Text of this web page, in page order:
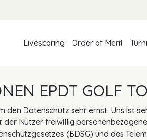
Livescoring
Order of Merit
EPDT GOLF
den Datenschutz sehr ernst. Uns ist
Nutzer freiwillig
(BDSG) und des